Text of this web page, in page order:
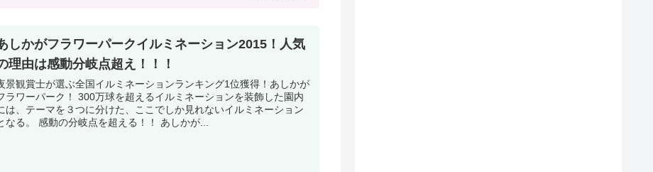
しかがフラワーパークイルミネーション2015！人気
理由は感動分岐点超え！！！
景観賞士が選ぶ全国イルミネーションランキング1位獲得！あしかが
ワーパーク！ 300万球を超えるイルミネーションを装飾した園内
は、テーマを３つに分けた、ここでしか見れないイルミネーション
なる。 感動の分岐点を超える！！ あしかが...